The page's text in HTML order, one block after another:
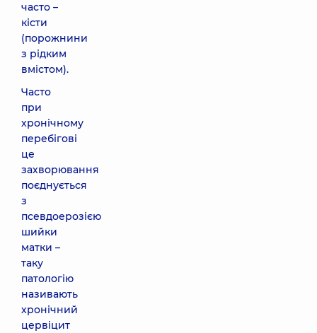
часто –
кісти
(порожнини
з рідким
вмістом).
Часто
при
хронічному
перебігові
це
захворювання
поєднується
з
псевдоерозією
шийки
матки –
таку
патологію
називають
хронічний
цервіцит